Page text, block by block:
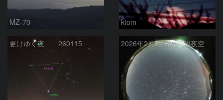
MZ-70 ktom
更けゆく夜 260115 2026年2月21日の円周夜空